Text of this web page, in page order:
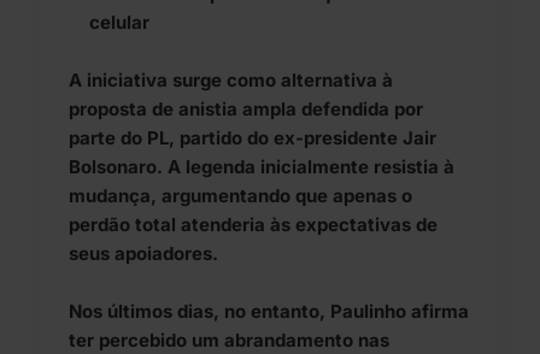
celular
A iniciativa surge como alternativa à
proposta de anistia ampla defendida por
parte do PL, partido do ex-presidente Jair
Bolsonaro. A legenda inicialmente resistia à
mudança, argumentando que apenas o
perdão total atenderia às expectativas de
seus apoiadores.
Nos últimos dias, no entanto, Paulinho afirma
ter percebido um abrandamento nas